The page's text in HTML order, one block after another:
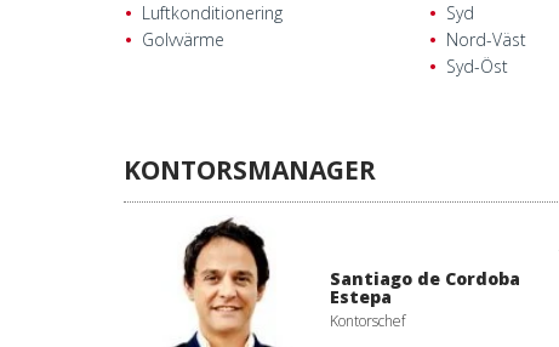
Luftkonditionering
Golvvärme
Syd
Nord-Väst
Syd-Öst
KONTORSMANAGER
Santiago de Cordoba
Estepa
Kontorschef